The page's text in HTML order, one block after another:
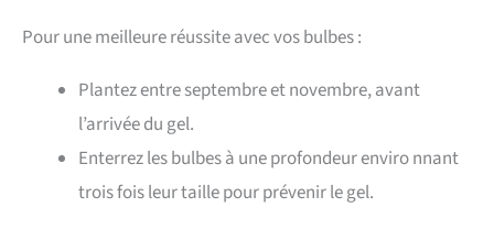
Pour une meilleure réussite avec vos bulbes :
Plantez entre septembre et novembre, avant
l’arrivée du gel.
Enterrez les bulbes à une profondeur enviro nnant
trois fois leur taille pour prévenir le gel.